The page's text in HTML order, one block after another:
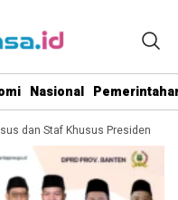
Nasional
dan Staf Khusus Presiden